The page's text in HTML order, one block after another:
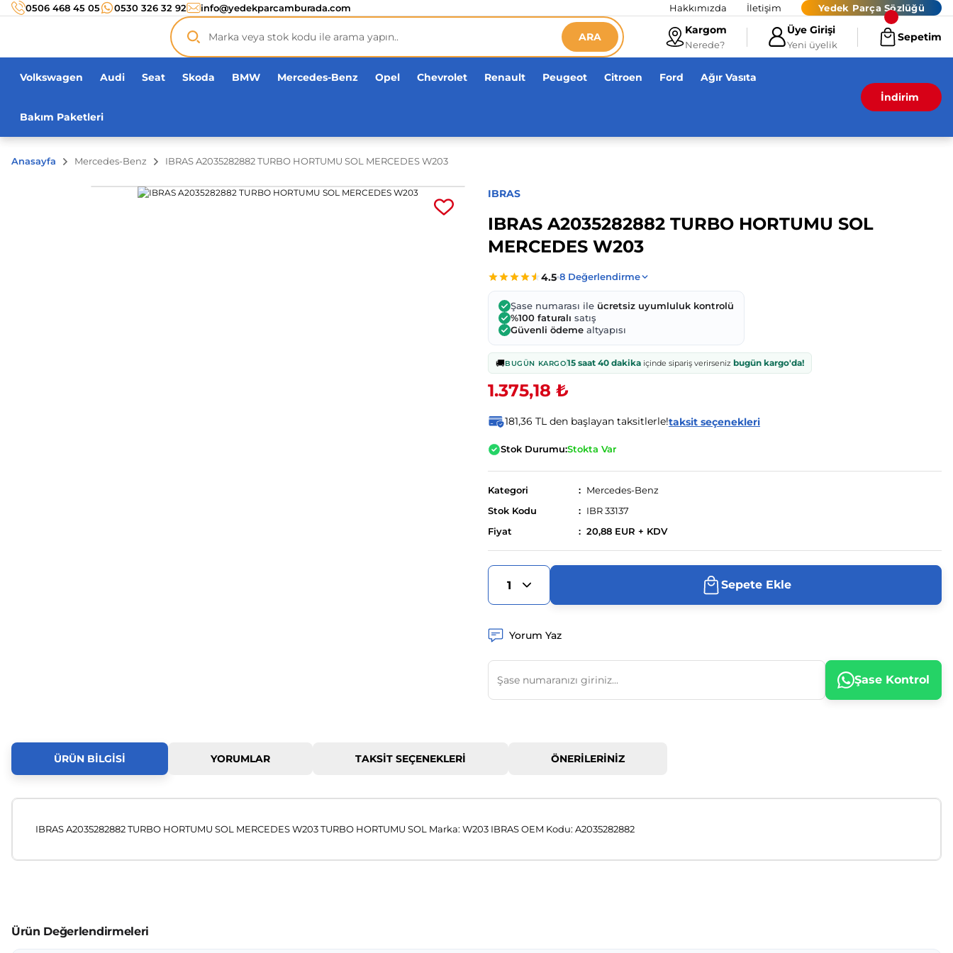
Türkiye’nin her noktasına 3000 TL ve üzerikargo ücretsiz!
Orijinal ürün
Üç yüz yirmi bin ürünadeti!
0506 468 45 05 0530 326 32 92 info@yedekparcamburada.com Hakkımızda İletişim Yedek Parça Sözlüğü
ARA
Kargom
Nerede?
Üye Girişi
Yeni üyelik
Sepetim
Volkswagen Audi Seat Skoda BMW Mercedes-Benz Opel Chevrolet Renault Peugeot Citroen Ford Ağır Vasıta
Bakım Paketleri
İndirim
Anasayfa Mercedes-Benz IBRAS A2035282882 TURBO HORTUMU SOL MERCEDES W203
IBRAS
IBRAS A2035282882 TURBO HORTUMU SOL
MERCEDES W203
Şase numarası ile ücretsiz uyumluluk kontrolü
%100 faturalı satış
Güvenli ödeme altyapısı
🚚BUGÜN KARGO15 saat 40 dakikaiçinde sipariş verirseniz bugün kargo'da!
1.375,18 ₺
181,36 TL den başlayan taksitlerle!taksit seçenekleri
Stok Durumu:Stokta Var
Kategori
Mercedes-Benz
Stok Kodu
IBR 33137
Fiyat
20,88 EUR + KDV
Sepete Ekle
Yorum Yaz
Şase Kontrol
ÜRÜN BILGISI YORUMLAR TAKSIT SEÇENEKLERI ÖNERILERINIZ
IBRAS A2035282882 TURBO HORTUMU SOL MERCEDES W203 TURBO HORTUMU SOL Marka: W203 IBRAS OEM Kodu: A2035282882